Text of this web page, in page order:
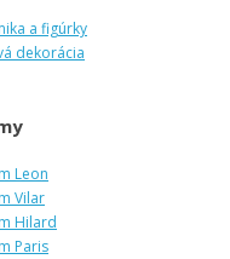
a figúrky
dekorácia
Leon
Vilar
Hilard
Paris